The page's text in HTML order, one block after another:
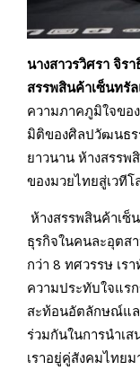
นางสาวรวิศรา จิร
สรรพสินค้าเซ็นทรั
ความภาคภูมิใจขอ
มิติของศิลปวัฒนธร
ยาวนาน ห้างสรร
ของมวยไทยสู่เวที
ห้างสรรพสินค้าเซ็
ธุรกิจในคนละอุตส
กว่า 8 ทศวรรษ เร
ความประทับใจแร
สะท้อนอัตลักษณ์แล
ร่วมกันในการนำเส
เราอยู่คู่สังคมไทย